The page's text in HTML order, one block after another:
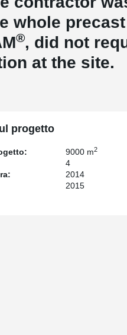
whole
®, did not
at the site.
progetto
9000 m2
4
2014
2015